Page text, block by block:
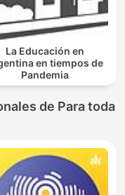
La Educación en
en tiempos de
Pandemia
de Para toda